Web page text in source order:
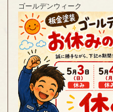
ゴールデンウィーク